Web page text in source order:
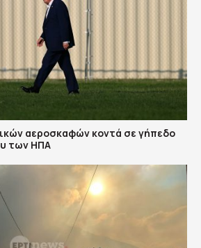
αεροσκαφών κοντά σε γήπεδο
των ΗΠΑ